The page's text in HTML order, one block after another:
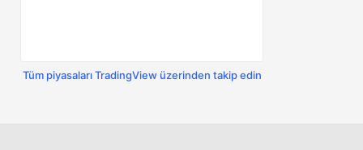
Tüm piyasaları TradingView üzerinden takip edin